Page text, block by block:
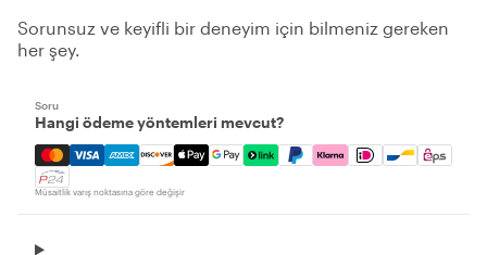
Sorunsuz ve keyifli bir deneyim için bilmeniz gereken
her şey.
Soru
Hangi ödeme yöntemleri mevcut?
Mastercard, Visa, Amex, Discover, Apple Pay, Google
Müsaitlik varış noktasına göre değişir